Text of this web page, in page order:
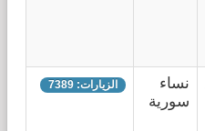
نساء
سورية
الزيارات: 7389